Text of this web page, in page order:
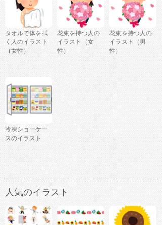
タオルで体を拭
く人のイラスト
（女性）
花束を持つ人の
イラスト（女
性）
花束を持つ人の
イラスト（男
性）
冷凍ショーケー
スのイラスト
人気のイラスト